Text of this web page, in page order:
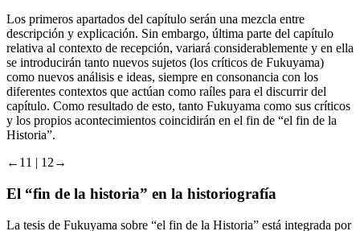
Los primeros apartados del capítulo serán una mezcla entre
descripción y explicación. Sin embargo, última parte del capítulo
relativa al contexto de recepción, variará considerablemente y en ella
se introducirán tanto nuevos sujetos (los críticos de Fukuyama)
como nuevos análisis e ideas, siempre en consonancia con los
diferentes contextos que actúan como raíles para el discurrir del
capítulo. Como resultado de esto, tanto Fukuyama como sus críticos
y los propios acontecimientos coincidirán en el fin de “el fin de la